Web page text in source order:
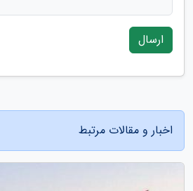
ارسال
اخبار و مقالات مرتبط